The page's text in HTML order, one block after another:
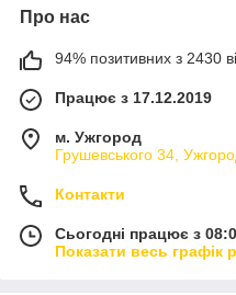
Про нас
94% позитивних з 2430
Працює з 17.12.2019
м. Ужгород
Грушевського 34,
Контакти
Сьогодні працює з
Показати весь графік